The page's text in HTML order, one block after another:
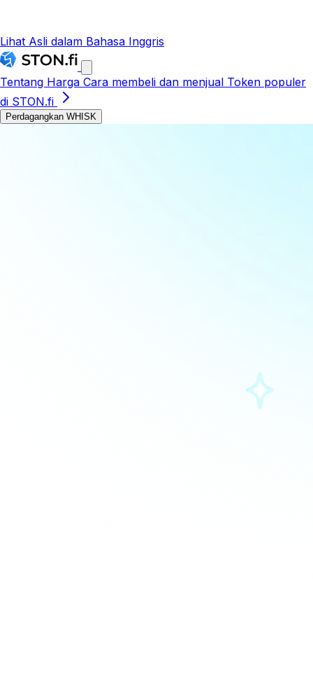
Lihat Asli dalam Bahasa Inggris
Tentang Harga Cara membeli dan menjual Token populer
di STON.fi
Perdagangkan WHISK